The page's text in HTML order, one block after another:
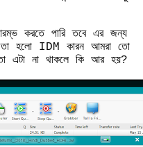
করতে পারি তবে এর জন্য
তা হলো IDM কারন আমরা তো
এটা না থাকলে কি আর হয়?